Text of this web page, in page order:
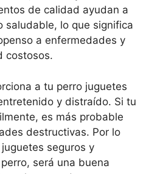
de calidad ayudan a
saludable, lo que significa
a enfermedades y
costosos.
a tu perro juguetes
y distraído. Si tu
es más probable
destructivas. Por lo
seguros y
será una buena